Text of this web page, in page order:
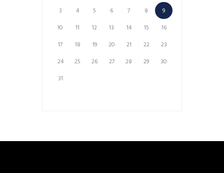
3
4 5 6 7 8
9
10
11 12 13 14 15
16
17
18 19 20 21 22
23
24
25 26 27 28 29
30
31